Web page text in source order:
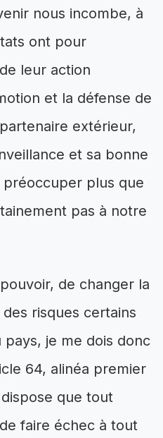
nous incombe, à
ont pour
leur action
et la défense de
extérieur,
et sa bonne
plus que
pas à notre
de changer la
risques certains
je me dois donc
64, alinéa premier
que tout
faire échec à tout